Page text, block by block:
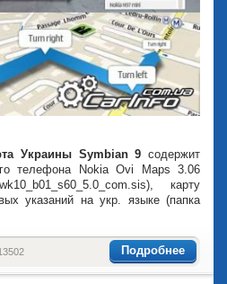
Украины Symbian 9 содержит
телефона Nokia Ovi Maps 3.06
карту
указаний на укр. языке (папка
Подробнее